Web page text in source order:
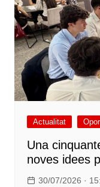
Actualitat
Una
noves idees
30/07/2026 ·